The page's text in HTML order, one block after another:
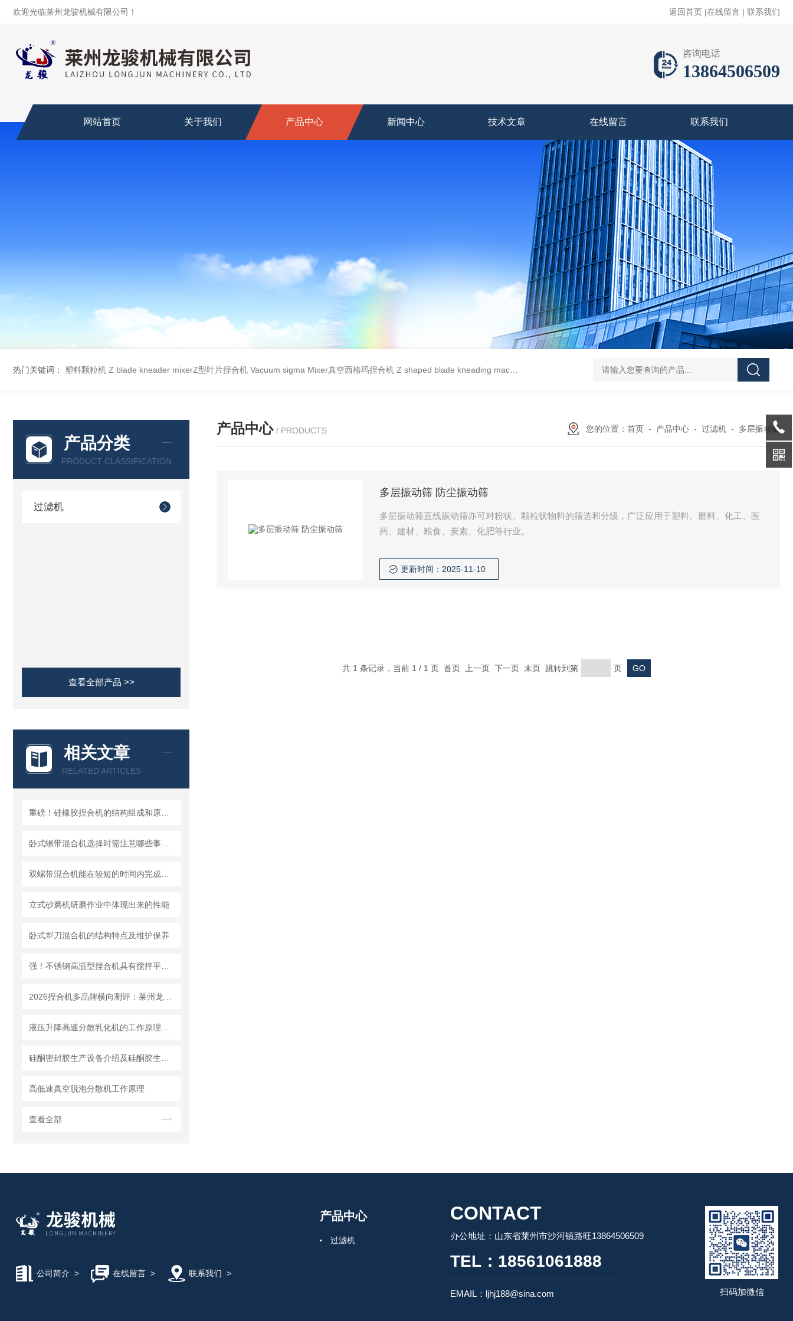
欢迎光临莱州龙骏机械有限公司！ 返回首页 |在线留言 | 联系我们
咨询电话
13864506509
网站首页 关于我们 产品中心 新闻中心 技术文章 在线留言 联系我们
热门关键词： 塑料颗粒机 Z blade kneader mixerZ型叶片捏合机 Vacuum sigma Mixer真空西格玛捏合机 Z shaped blade kneading machineZ型捏合机 Z shaped blade sigma mixerZ型捏合机 Vacuum Kneader真
产品分类
PRODUCT CLASSIFICATION
过滤机
查看全部产品 >>
相关文章
RELATED ARTICLES
立式砂磨机研磨作业中体现出来的性能
卧式犁刀混合机的结构特点及维护保养
高低速真空脱泡分散机工作原理
查看全部
产品中心 / PRODUCTS 您的位置： 首页 - 产品中心 - 过滤机 - 多层振动筛
多层振动筛 防尘振动筛
多层振动筛直线振动筛亦可对粉状、颗粒状物料的筛选和分级，广泛应用于塑料、磨料、化工、医
药、建材、粮食、炭素、化肥等行业。
更新时间：2025-11-10
共 1 条记录，当前 1 / 1 页 首页 上一页 下一页 末页 跳转到第 页
公司简介 > 在线留言> 联系我们 >
产品中心
过滤机
CONTACT
办公地址：山东省莱州市沙河镇路旺13864506509
TEL：18561061888
EMAIL：ljhj188@sina.com 扫码加微信